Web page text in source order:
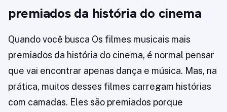
premiados da história do cinema
Quando você busca Os filmes musicais mais
premiados da história do cinema, é normal pensar
que vai encontrar apenas dança e música. Mas, na
prática, muitos desses filmes carregam histórias
com camadas. Eles são premiados porque